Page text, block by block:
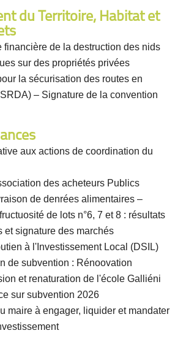
du Territoire, Habitat et
financière de la destruction des nids
sur des propriétés privées
la sécurisation des routes en
– Signature de la convention
aux actions de coordination du
des acheteurs Publics
de denrées alimentaires –
de lots n°6, 7 et 8 : résultats
et signature des marchés
à l'Investissement Local (DSIL)
de subvention : Rénoovation
et renaturation de l'école Galliéni
sur subvention 2026
maire à engager, liquider et mandater